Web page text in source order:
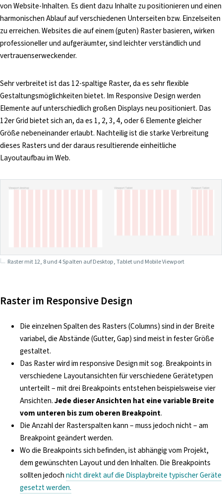
von Website-Inhalten. Es dient dazu Inhalte zu positionieren und einen
harmonischen Ablauf auf verschiedenen Unterseiten bzw. Einzelseiten
zu erreichen. Websites die auf einem (guten) Raster basieren, wirken
professioneller und aufgeräumter, sind leichter verständlich und
vertrauenserweckender.
Sehr verbreitet ist das 12-spaltige Raster, da es sehr flexible
Gestaltungsmöglichkeiten bietet. Im Responsive Design werden
Elemente auf unterschiedlich großen Displays neu positioniert. Das
12er Grid bietet sich an, da es 1, 2, 3, 4, oder 6 Elemente gleicher
Größe nebeneinander erlaubt. Nachteilig ist die starke Verbreitung
dieses Rasters und der daraus resultierende einheitliche
Layoutaufbau im Web.
Raster mit 12, 8 und 4 Spalten auf Desktop, Tablet und Mobile Viewport
Raster im Responsive Design
Die einzelnen Spalten des Rasters (Columns) sind in der Breite
variabel, die Abstände (Gutter, Gap) sind meist in fester Größe
gestaltet.
Das Raster wird im responsive Design mit sog. Breakpoints in
verschiedene Layoutansichten für verschiedene Gerätetypen
unterteilt – mit drei Breakpoints entstehen beispielsweise vier
Ansichten.Jede dieser Ansichten hat eine variable Breite
vom unteren bis zum oberen Breakpoint.
Die Anzahl der Rasterspalten kann – muss jedoch nicht – am
Breakpoint geändert werden.
Wo die Breakpoints sich befinden, ist abhängig vom Projekt,
dem gewünschten Layout und den Inhalten. Die Breakpoints
sollten jedochnicht direkt auf die Displaybreite typischer Geräte
gesetzt werden.